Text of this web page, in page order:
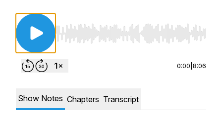
Use Left/Right to seek, Home/End to jump
0:00 8:06
Show Notes Chapters Transcript